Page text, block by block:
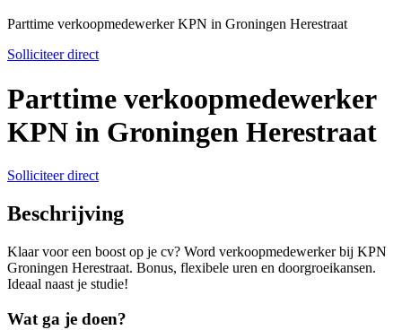
Parttime verkoopmedewerker KPN in Groningen Herestraat
Solliciteer direct
Parttime verkoopmedewerker
KPN in Groningen Herestraat
Solliciteer direct
Beschrijving
Klaar voor een boost op je cv? Word verkoopmedewerker bij KPN
Groningen Herestraat. Bonus, flexibele uren en doorgroeikansen.
Ideaal naast je studie!
Wat ga je doen?